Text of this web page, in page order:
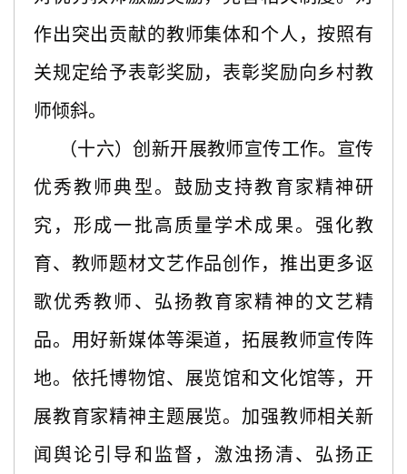
作出突出贡献的教师集体和个人，按照有
关规定给予表彰奖励，表彰奖励向乡村教
师倾斜。
（十六）创新开展教师宣传工作。宣传
优秀教师典型。鼓励支持教育家精神研
究，形成一批高质量学术成果。强化教
育、教师题材文艺作品创作，推出更多讴
歌优秀教师、弘扬教育家精神的文艺精
品。用好新媒体等渠道，拓展教师宣传阵
地。依托博物馆、展览馆和文化馆等，开
展教育家精神主题展览。加强教师相关新
闻舆论引导和监督，激浊扬清、弘扬正